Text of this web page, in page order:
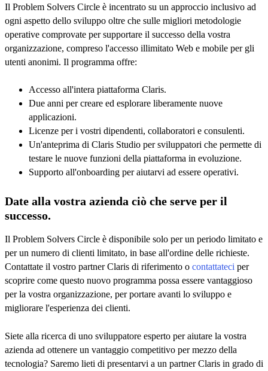
Il Problem Solvers Circle è incentrato su un approccio inclusivo ad
ogni aspetto dello sviluppo oltre che sulle migliori metodologie
operative comprovate per supportare il successo della vostra
organizzazione, compreso l'accesso illimitato Web e mobile per gli
utenti anonimi. Il programma offre:
Accesso all'intera piattaforma Claris.
Due anni per creare ed esplorare liberamente nuove
applicazioni.
Licenze per i vostri dipendenti, collaboratori e consulenti.
Un'anteprima di Claris Studio per sviluppatori che permette di
testare le nuove funzioni della piattaforma in evoluzione.
Supporto all'onboarding per aiutarvi ad essere operativi.
Date alla vostra azienda ciò che serve per il
successo.
Il Problem Solvers Circle è disponibile solo per un periodo limitato e
per un numero di clienti limitato, in base all'ordine delle richieste.
Contattate il vostro partner Claris di riferimento o contattateci per
scoprire come questo nuovo programma possa essere vantaggioso
per la vostra organizzazione, per portare avanti lo sviluppo e
migliorare l'esperienza dei clienti.
Siete alla ricerca di uno sviluppatore esperto per aiutare la vostra
azienda ad ottenere un vantaggio competitivo per mezzo della
tecnologia? Saremo lieti di presentarvi a un partner Claris in grado di